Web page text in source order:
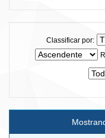
Classificar por: